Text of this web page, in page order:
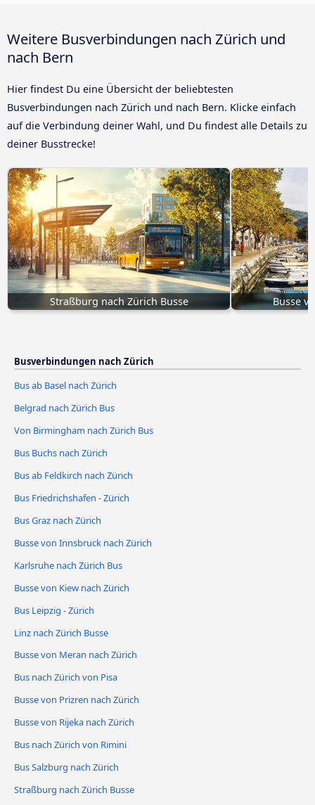
Weitere Busverbindungen nach Zürich und
nach Bern
Hier findest Du eine Übersicht der beliebtesten
Busverbindungen nach Zürich und nach Bern. Klicke einfach
auf die Verbindung deiner Wahl, und Du findest alle Details zu
deiner Busstrecke!
Straßburg nach Zürich Busse Busse
Busverbindungen nach Zürich
Bus ab Basel nach Zürich
Belgrad nach Zürich Bus
Von Birmingham nach Zürich Bus
Bus Buchs nach Zürich
Bus ab Feldkirch nach Zürich
Bus Friedrichshafen - Zürich
Bus Graz nach Zürich
Busse von Innsbruck nach Zürich
Karlsruhe nach Zürich Bus
Busse von Kiew nach Zürich
Bus Leipzig - Zürich
Linz nach Zürich Busse
Busse von Meran nach Zürich
Bus nach Zürich von Pisa
Busse von Prizren nach Zürich
Busse von Rijeka nach Zürich
Bus nach Zürich von Rimini
Bus Salzburg nach Zürich
Straßburg nach Zürich Busse